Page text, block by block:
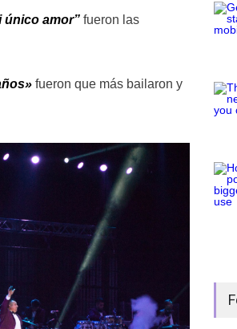
único amor” fueron las
fueron que más bailaron y